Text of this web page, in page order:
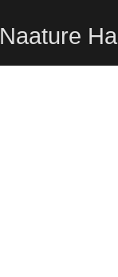
Naature